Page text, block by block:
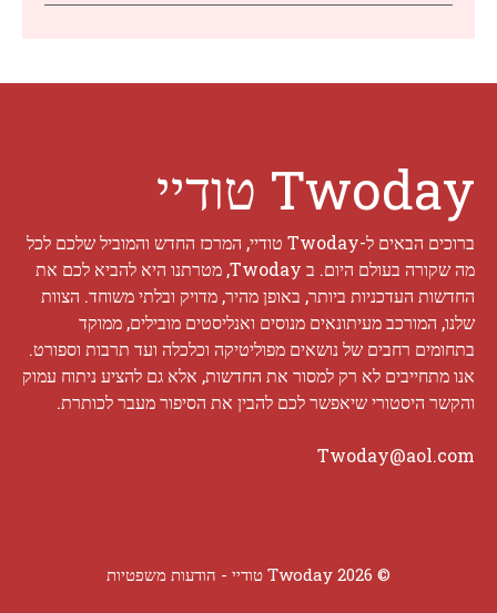
Twoday טודיי
ברוכים הבאים ל-Twoday טודיי, המרכז החדש והמוביל שלכם לכל
מה שקורה בעולם היום. ב Twoday, מטרתנו היא להביא לכם את
החדשות העדכניות ביותר, באופן מהיר, מדויק ובלתי משוחד. הצוות
שלנו, המורכב מעיתונאים מנוסים ואנליסטים מובילים, ממוקד
בתחומים רחבים של נושאים מפוליטיקה וכלכלה ועד תרבות וספורט.
אנו מתחייבים לא רק למסור את החדשות, אלא גם להציע ניתוח עמוק
והקשר היסטורי שיאפשר לכם להבין את הסיפור מעבר לכותרת.
Twoday@aol.com
© 2026 Twoday טודיי - הודעות משפטיות